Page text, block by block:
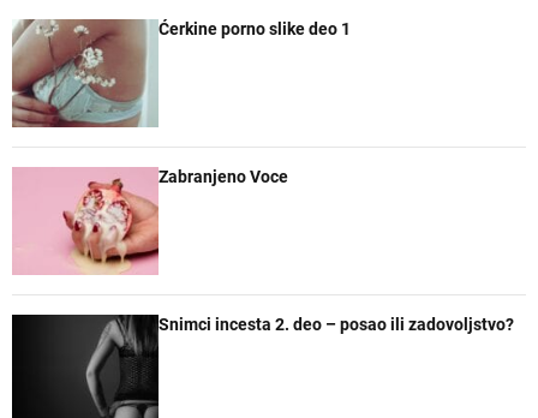
u
l
a
r
e
e
Ćerkine porno slike deo 1
Zabranjeno Voce
Snimci incesta 2. deo – posao ili zadovoljstvo?